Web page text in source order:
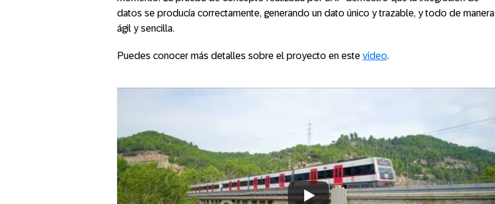
datos se producía correctamente, generando un dato único y trazable, y todo de manera
ágil y sencilla.
Puedes conocer más detalles sobre el proyecto en este vídeo.
Prueba de concepto de BIM en Ferrocarrils de la Generalitat (
Spanish with subtítulos inglés)